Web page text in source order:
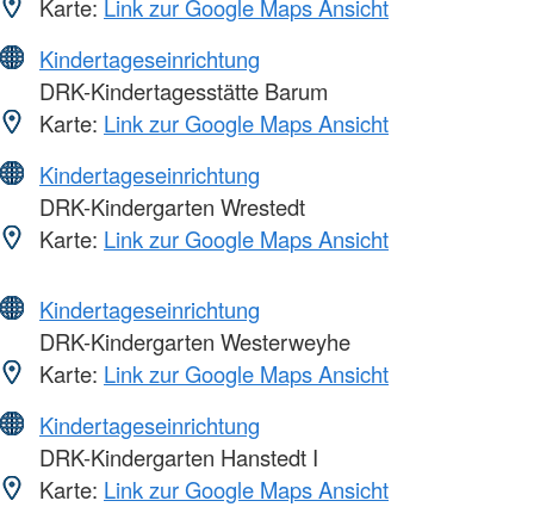
Karte: Link zur Google Maps Ansicht
Kindertageseinrichtung
DRK-Kindertagesstätte Barum
Karte: Link zur Google Maps Ansicht
Kindertageseinrichtung
DRK-Kindergarten Wrestedt
Karte: Link zur Google Maps Ansicht
Kindertageseinrichtung
DRK-Kindergarten Westerweyhe
Karte: Link zur Google Maps Ansicht
Kindertageseinrichtung
DRK-Kindergarten Hanstedt I
Karte: Link zur Google Maps Ansicht